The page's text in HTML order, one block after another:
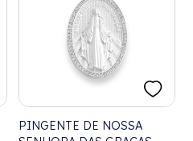
PINGENTE DE NOSSA